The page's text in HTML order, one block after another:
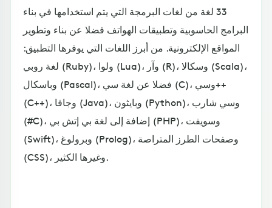
33 لغة من لغات البرمجة التي يتم استخدامها في بناء
البرامج الحاسوبية وتطبيقات الهواتف فضلا عن بناء وتطوير
المواقع الإلكترونية. من أبرز اللغات التي يوفرها التطبيق:
لغة روبي (Ruby)، ولوا (Lua)، وآر (R)، وسكالا (Scala)،
وباسكال (Pascal)، فضلا عن لغة سي (C)، وسي++
(C++)، وجافا (Java)، وبايثون (Python)، وسي شارب
(#C)، إضافة إلى لغة بي إتش بي (PHP)، وسويفت
(Swift)، وبرولوغ (Prolog)، وصفحات الطرز المتراصة
(CSS)، وغيرها الكثير.